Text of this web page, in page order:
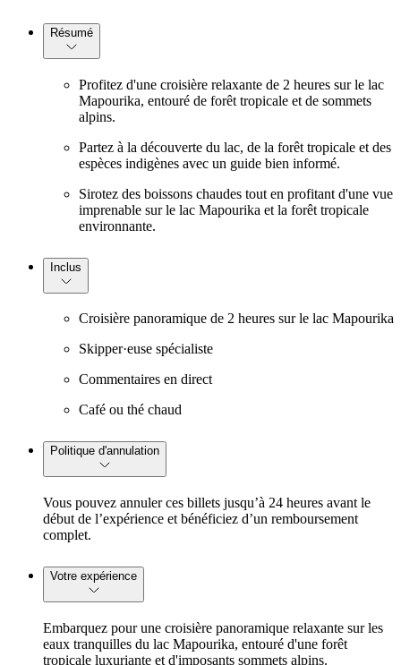
Résumé
Profitez d'une croisière relaxante de 2 heures sur le lac
Mapourika, entouré de forêt tropicale et de sommets
alpins.
Partez à la découverte du lac, de la forêt tropicale et des
espèces indigènes avec un guide bien informé.
Sirotez des boissons chaudes tout en profitant d'une vue
imprenable sur le lac Mapourika et la forêt tropicale
environnante.
Inclus
Croisière panoramique de 2 heures sur le lac Mapourika
Skipper·euse spécialiste
Commentaires en direct
Café ou thé chaud
Politique d'annulation
Vous pouvez annuler ces billets jusqu’à 24 heures avant le
début de l’expérience et bénéficiez d’un remboursement
complet.
Votre expérience
Embarquez pour une croisière panoramique relaxante sur les
eaux tranquilles du lac Mapourika, entouré d'une forêt
tropicale luxuriante et d'imposants sommets alpins.